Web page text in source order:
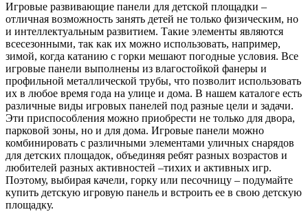
Игровые развивающие панели для детской площадки –
отличная возможность занять детей не только физическим, но
и интеллектуальным развитием. Такие элементы являются
всесезонными, так как их можно использовать, например,
зимой, когда катанию с горки мешают погодные условия. Все
игровые панели выполнены из влагостойкой фанеры и
профильной металлической трубы, что позволит использовать
их в любое время года на улице и дома. В нашем каталоге есть
различные виды игровых панелей под разные цели и задачи.
Эти приспособления можно приобрести не только для двора,
парковой зоны, но и для дома. Игровые панели можно
комбинировать с различными элементами уличных снарядов
для детских площадок, объединяя ребят разных возрастов и
любителей разных активностей –тихих и активных игр.
Поэтому, выбирая качели, горку или песочницу – подумайте
купить детскую игровую панель и встроить ее в свою детскую
площадку.